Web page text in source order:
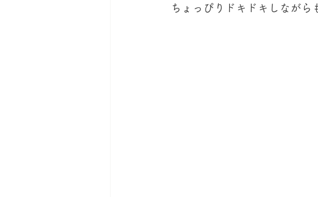
ちょっぴりドキドキしながら